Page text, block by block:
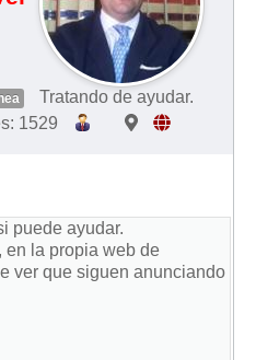
Tratando de ayudar.
1529
puede ayudar.
en la propia web de
ver que siguen anunciando